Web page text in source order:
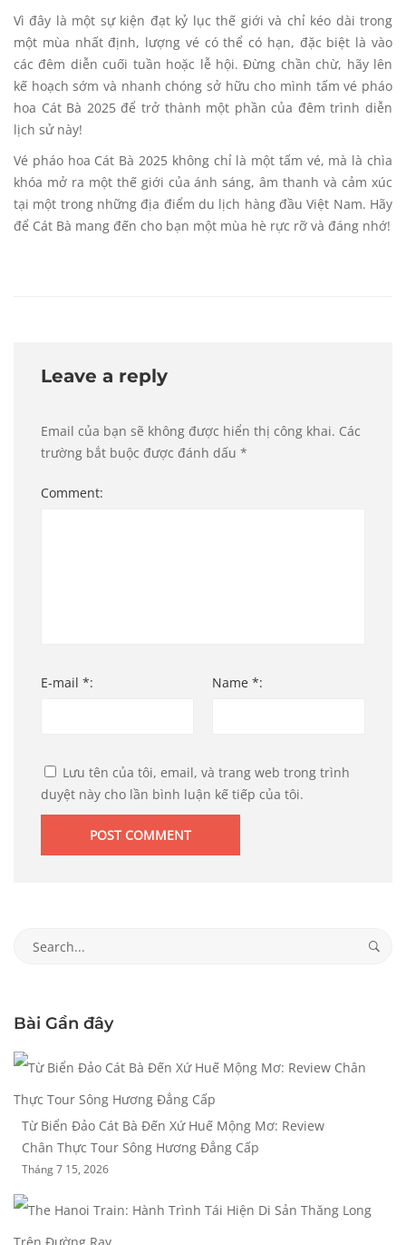
Vì đây là một sự kiện đạt kỷ lục thế giới và chỉ kéo dài trong
một mùa nhất định, lượng vé có thể có hạn, đặc biệt là vào
các đêm diễn cuối tuần hoặc lễ hội. Đừng chần chừ, hãy lên
kế hoạch sớm và nhanh chóng sở hữu cho mình tấm vé pháo
hoa Cát Bà 2025 để trở thành một phần của đêm trình diễn
lịch sử này!
Vé pháo hoa Cát Bà 2025 không chỉ là một tấm vé, mà là chìa
khóa mở ra một thế giới của ánh sáng, âm thanh và cảm xúc
tại một trong những địa điểm du lịch hàng đầu Việt Nam. Hãy
để Cát Bà mang đến cho bạn một mùa hè rực rỡ và đáng nhớ!
Leave a reply
Email của bạn sẽ không được hiển thị công khai. Các
trường bắt buộc được đánh dấu *
Comment:
E-mail *: Name *:
Lưu tên của tôi, email, và trang web trong trình
duyệt này cho lần bình luận kế tiếp của tôi.
Bài Gần đây
Từ Biển Đảo Cát Bà Đến Xứ Huế Mộng Mơ: Review
Chân Thực Tour Sông Hương Đẳng Cấp
Tháng 7 15, 2026